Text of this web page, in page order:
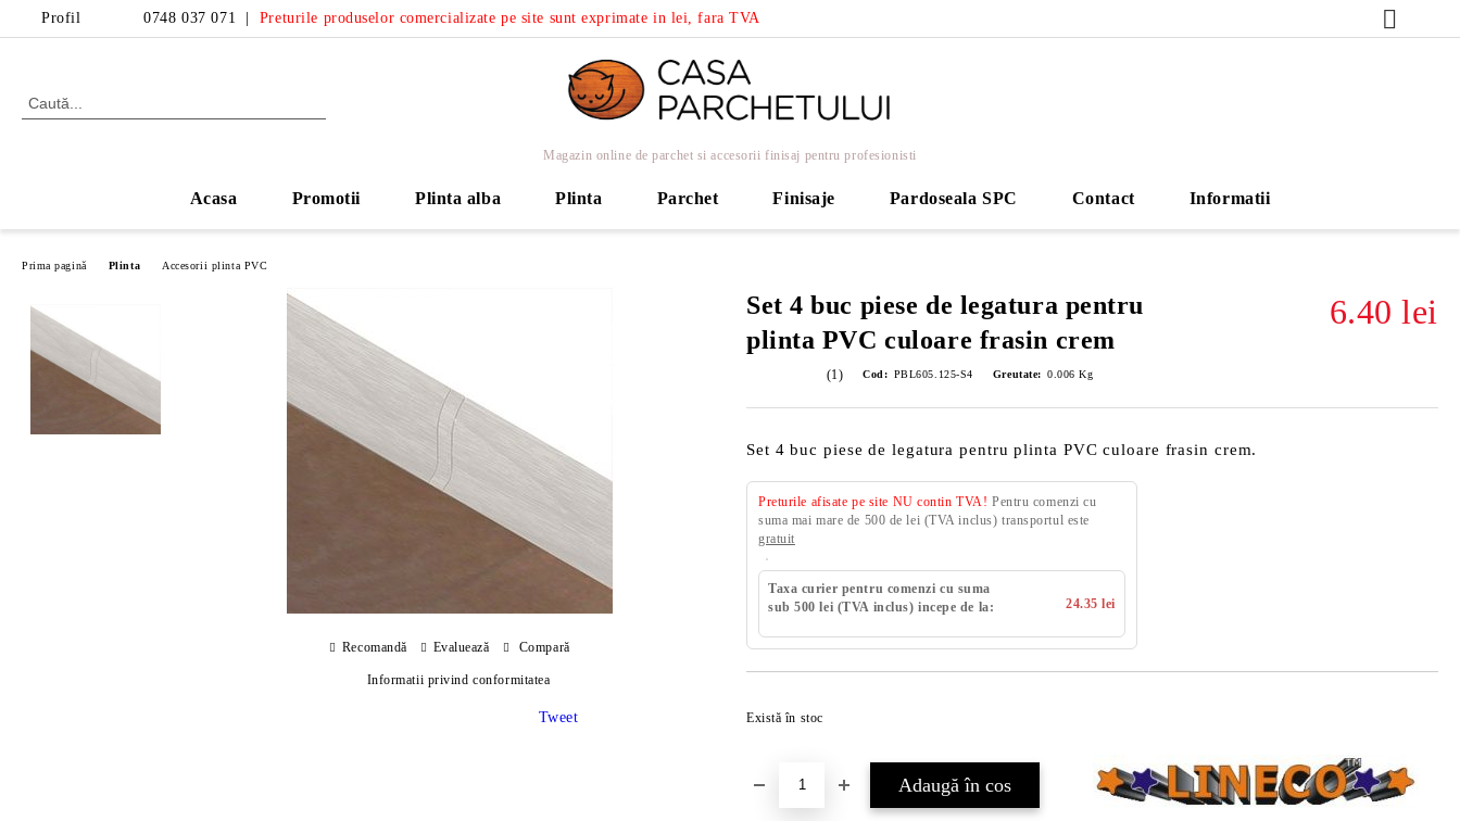
Profil 0748 037 071 Preturile produselor comercializate pe site sunt exprimate in lei, fara TVA
Magazin online de parchet si accesorii finisaj pentru profesionisti
Acasa Promotii Plinta alba Plinta Parchet Finisaje Pardoseala SPC Contact Informatii
Prima pagină Plinta Accesorii plinta PVC
Set 4 buc piese de legatura pentru
plinta PVC culoare frasin crem
6.40 lei
(1) Cod: PBL605.125-S4 Greutate: 0.006 Kg
Set 4 buc piese de legatura pentru plinta PVC culoare frasin crem.
Preturile afisate pe site NU contin TVA! Pentru comenzi cu
suma mai mare de 500 de lei (TVA inclus) transportul este
gratuit
Taxa curier pentru comenzi cu suma
sub 500 lei (TVA inclus) incepe de la:
24.35 lei
Există în stoc
Recomandă Evaluează Compară
Informatii privind conformitatea
Tweet